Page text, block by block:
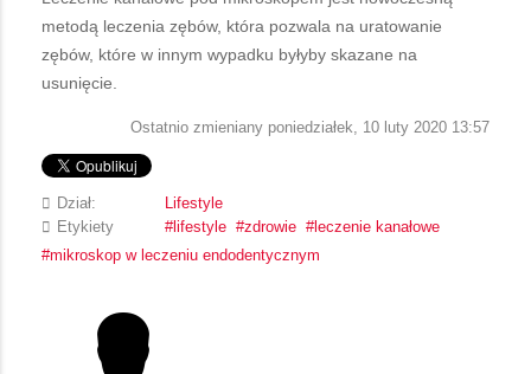
metodą leczenia zębów, która pozwala na uratowanie
zębów, które w innym wypadku byłyby skazane na
usunięcie.
Ostatnio zmieniany poniedziałek, 10 luty 2020 13:57
Dział:
Lifestyle
Etykiety
lifestyle zdrowie
leczenie kanałowe
mikroskop w leczeniu endodentycznym